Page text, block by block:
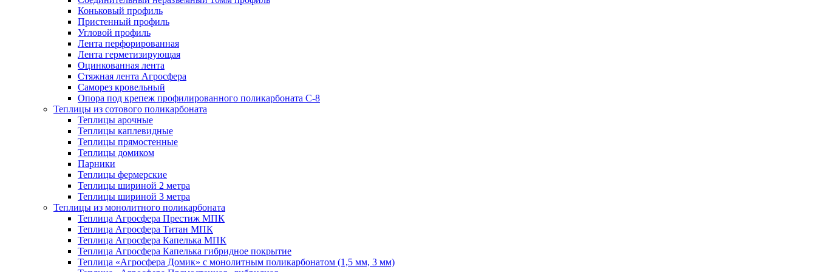
Коньковый профиль
Пристенный профиль
Угловой профиль
Лента перфорированная
Лента герметизирующая
Оцинкованная лента
Стяжная лента Агросфера
Саморез кровельный
Опора под крепеж профилированного поликарбоната С-8
Теплицы из сотового поликарбоната
Теплицы арочные
Теплицы каплевидные
Теплицы прямостенные
Теплицы домиком
Парники
Теплицы фермерские
Теплицы шириной 2 метра
Теплицы шириной 3 метра
Теплицы из монолитного поликарбоната
Теплица Агросфера Престиж МПК
Теплица Агросфера Титан МПК
Теплица Агросфера Капелька МПК
Теплица Агросфера Капелька гибридное покрытие
Теплица «Агросфера Домик» с монолитным поликарбонатом (1,5 мм, 3 мм)